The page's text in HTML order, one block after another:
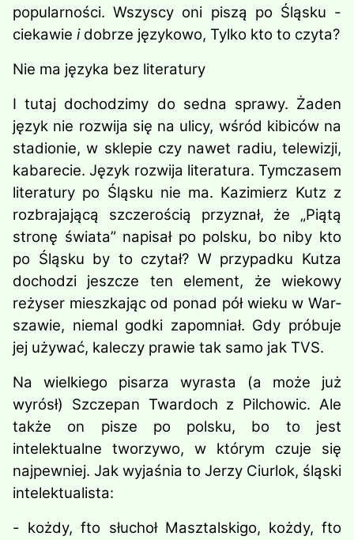
popularności. Wszyscy oni piszą po Śląsku -
ciekawie i dobrze językowo, Tylko kto to czyta?
Nie ma języka bez literatury
I tutaj dochodzimy do sedna spra­wy. Żaden
język nie rozwija się na ulicy, wśród kibiców na
stadionie, w sklepie czy nawet radiu, telewizji,
kabarecie. Język rozwija literatura. Tymczasem
literatury po Śląsku nie ma. Kazimierz Kutz z
rozbrajającą szczerością przyznał, że „Piątą
stronę świata” napisał po polsku, bo niby kto
po Śląsku by to czytał? W przy­padku Kutza
dochodzi jeszcze ten element, że wiekowy
reżyser miesz­kając od ponad pół wieku w War­
szawie, niemal godki zapomniał. Gdy próbuje
jej używać, kaleczy prawie tak samo jak TVS.
Na wielkiego pisarza wyrasta (a może już
wyrósł) Szczepan Twardoch z Pil­chowic. Ale
także on pisze po polsku, bo to jest
intelektualne tworzywo, w którym czuje się
najpewniej. Jak wyjaśnia to Jerzy Ciurlok, śląski
intelektualista:
- kożdy, fto słuchoł Masztalskigo, kożdy, fto